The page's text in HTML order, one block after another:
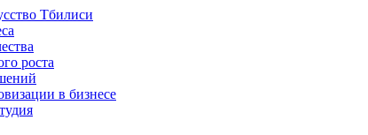
Тбилиси
роста
в бизнесе